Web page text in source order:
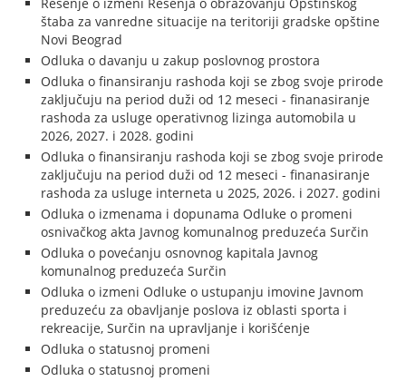
štaba za vanredne situacije na teritoriji gradske opštine
Novi Beograd
Odluka o davanju u zakup poslovnog prostora
Odluka o finansiranju rashoda koji se zbog svoje prirode
zaključuju na period duži od 12 meseci - finanasiranje
rashoda za usluge operativnog lizinga automobila u
2026, 2027. i 2028. godini
Odluka o finansiranju rashoda koji se zbog svoje prirode
zaključuju na period duži od 12 meseci - finanasiranje
rashoda za usluge interneta u 2025, 2026. i 2027. godini
Odluka o izmenama i dopunama Odluke o promeni
osnivačkog akta Javnog komunalnog preduzeća Surčin
Odluka o povećanju osnovnog kapitala Javnog
komunalnog preduzeća Surčin
Odluka o izmeni Odluke o ustupanju imovine Javnom
preduzeću za obavljanje poslova iz oblasti sporta i
rekreacije, Surčin na upravljanje i korišćenje
Odluka o statusnoj promeni
Odluka o statusnoj promeni